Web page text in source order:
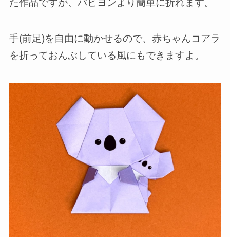
た作品ですが、パピヨンより簡単に折れます。
手(前足)を自由に動かせるので、赤ちゃんコアラ
を折っておんぶしている風にもできますよ。